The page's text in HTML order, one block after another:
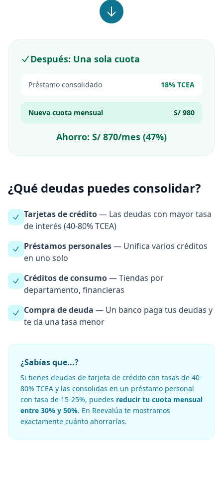
Después: Una sola cuota
Préstamo consolidado 18% TCEA
Nueva cuota mensual S/ 980
Ahorro: S/ 870/mes (47%)
¿Qué deudas puedes consolidar?
Tarjetas de crédito— Las deudas con mayor tasa
de interés (40-80% TCEA)
Préstamos personales— Unifica varios créditos
en uno solo
Créditos de consumo— Tiendas por
departamento, financieras
Compra de deuda — Un banco paga tus deudas y
te da una tasa menor
¿Sabías que...?
Si tienes deudas de tarjeta de crédito con tasas de 40-
80% TCEA y las consolidas en un préstamo personal
con tasa de 15-25%, puedes reducir tu cuota mensual
entre 30% y 50%. En Reevalúa te mostramos
exactamente cuánto ahorrarías.